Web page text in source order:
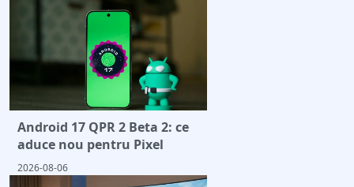
Android 17 QPR 2 Beta 2: ce
aduce nou pentru Pixel
2026-08-06